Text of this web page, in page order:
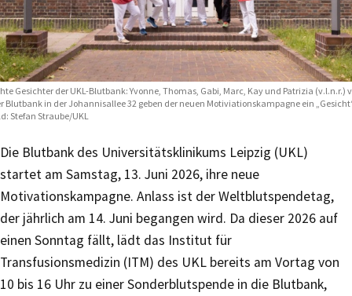
Gesichter der UKL-Blutbank: Yvonne, Thomas, Gabi, Marc, Kay und Patrizia (v.l.n.r.)
Blutbank in der Johannisallee 32 geben der neuen Motiviationskampagne ein
Stefan Straube/UKL
Die Blutbank des Universitätsklinikums Leipzig (UKL)
startet am Samstag, 13. Juni 2026, ihre neue
Motivationskampagne. Anlass ist der Weltblutspendetag,
der jährlich am 14. Juni begangen wird. Da dieser 2026 auf
einen Sonntag fällt, lädt das Institut für
Transfusionsmedizin (ITM) des UKL bereits am Vortag von
10 bis 16 Uhr zu einer Sonderblutspende in die Blutbank,